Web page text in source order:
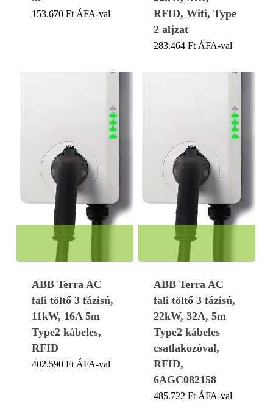
153.670 Ft ÁFA-val
RFID, Wifi, Type
2 aljzat
283.464Ft ÁFA-val
ABB Terra AC
fali töltő 3 fázisú,
11kW, 16A 5m
Type2 kábeles,
RFID
402.590 Ft ÁFA-val
ABB Terra AC
fali töltő 3 fázisú,
22kW, 32A, 5m
Type2 kábeles
csatlakozóval,
RFID,
6AGC082158
485.722Ft ÁFA-val